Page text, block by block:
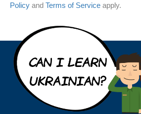
Policy and Terms of Service apply.